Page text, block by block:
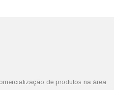
de produtos na área